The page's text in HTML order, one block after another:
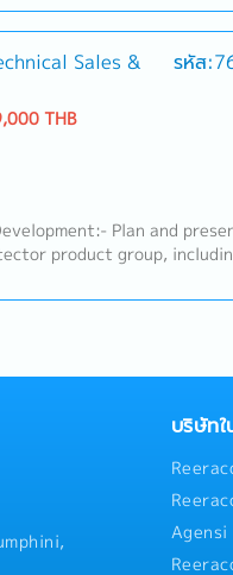
focuses on developing
technical
and ensuring
opportunities with
Customer
Build and maintain strong
Tier-1, and industrial
contact for customer
and issue resolution•
product specifications,
requirements•
trials, validation, and
Execute sales plans aligned
Support pricing
RFQ & Commercial
RFQ process with
Production)•
with cost and margin
Sales &
รหัส
THB
Plan and
product group,
factory segments
quotations.- Drive sales
(GP) margin of 30% -
gas instrument
the schedules co-
signal systems (NO/NC
basic troubleshooting at
บริษัทใ
Agensi